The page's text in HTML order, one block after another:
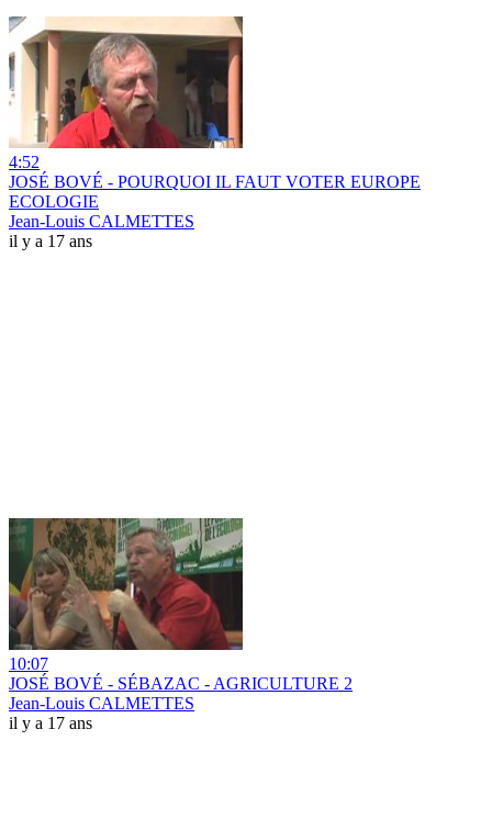
4:52
JOSÉ BOVÉ - POURQUOI IL FAUT VOTER EUROPE
ECOLOGIE
Jean-Louis CALMETTES
il y a 17 ans
10:07
JOSÉ BOVÉ - SÉBAZAC - AGRICULTURE 2
Jean-Louis CALMETTES
il y a 17 ans